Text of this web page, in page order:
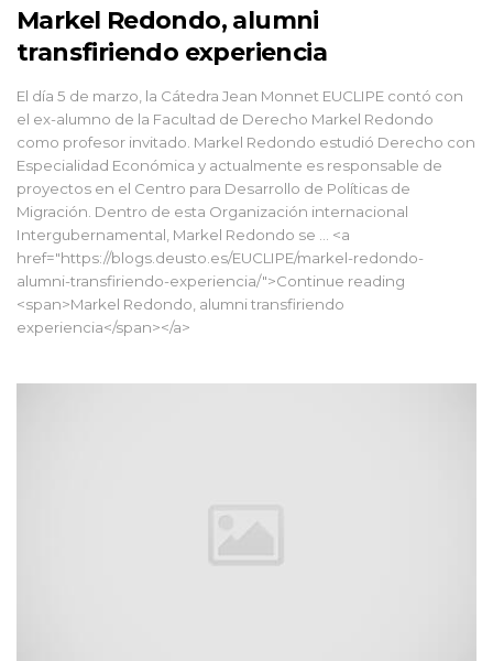
Markel Redondo, alumni
transfiriendo experiencia
El día 5 de marzo, la Cátedra Jean Monnet EUCLIPE contó con
el ex-alumno de la Facultad de Derecho Markel Redondo
como profesor invitado. Markel Redondo estudió Derecho con
Especialidad Económica y actualmente es responsable de
proyectos en el Centro para Desarrollo de Políticas de
Migración. Dentro de esta Organización internacional
Intergubernamental, Markel Redondo se … <a
href="https://blogs.deusto.es/EUCLIPE/markel-redondo-
alumni-transfiriendo-experiencia/">Continue reading
<span>Markel Redondo, alumni transfiriendo
experiencia</span></a>